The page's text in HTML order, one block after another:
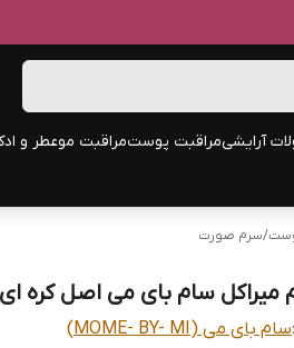
آرایشیمراقبت پوستمراقبت موعطر و
/سرم صورت
میراکل سام بای می اصل کره ای
سام بای می (MOME- BY- MI)